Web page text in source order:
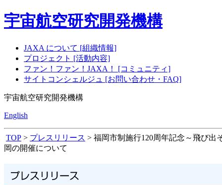
宇宙航空研究開発機構
JAXA について [組織情報]
プロジェクト [活動内容]
ファン！ファン！JAXA！ [コミュニティ]
サイトコンシェルジュ [お問い合わせ・FAQ]
宇宙航空研究開発機構
English
TOP > プレスリリース > 福岡市制施行120周年記念～飛び出
岡の開催について